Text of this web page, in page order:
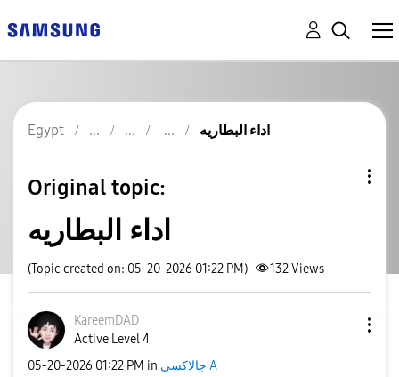
Egypt اداء البطاريه
Original topic:
اداء البطاريه
(Topic created on: 05-20-2026 01:22 PM) 132Views
KareemDAD
Active Level 4
‎05-20-2026 01:22 PM in جالاكسى A